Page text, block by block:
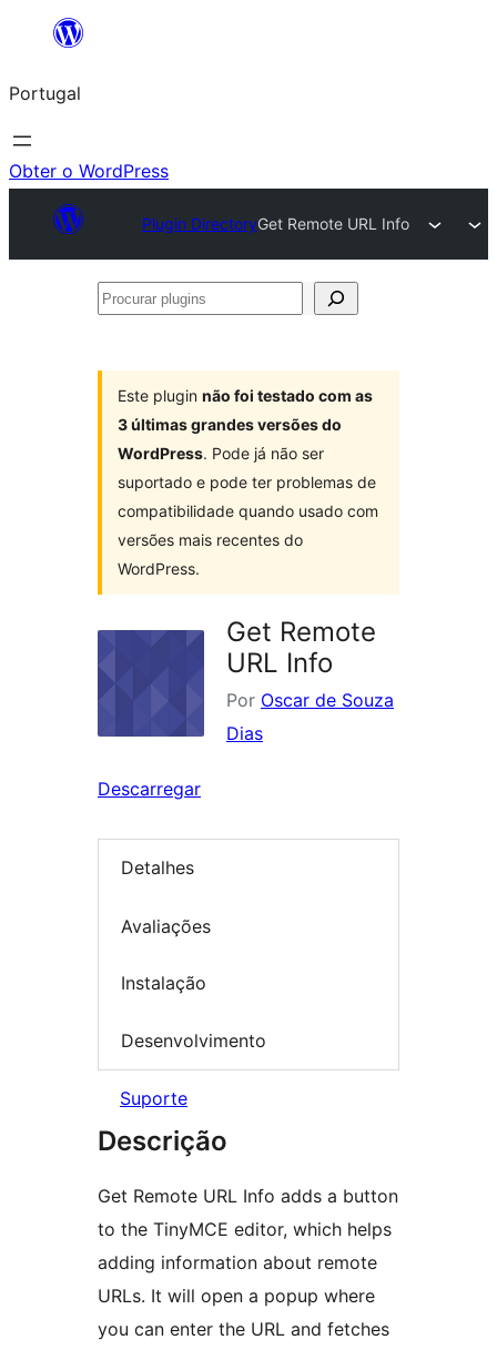
Saltar
o
conteúdo
Portugal
Obter o WordPress
Plugin DirectoryGet Remote URL Info
Procurar
Este plugin não foi testado com as
3 últimas grandes versões do
WordPress. Pode já não ser
suportado e pode ter problemas de
compatibilidade quando usado com
versões mais recentes do
WordPress.
Get Remote
URL Info
Por Oscar de Souza
Dias
Descarregar
Detalhes
Avaliações
Instalação
Desenvolvimento
Suporte
Descrição
Get Remote URL Info adds a button
to the TinyMCE editor, which helps
adding information about remote
URLs. It will open a popup where
you can enter the URL and fetches